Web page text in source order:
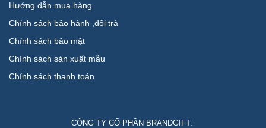
Hướng dẫn mua hàng
Chính sách bảo hành ,đổi trả
Chính sách bảo mật
Chính sách sản xuất mẫu
Chính sách thanh toán
CÔNG TY CỔ PHẦN BRANDGIFT.